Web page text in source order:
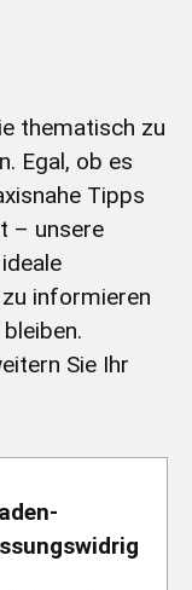
thematisch zu
Egal, ob es
Tipps
– unsere
informieren
Sie Ihr